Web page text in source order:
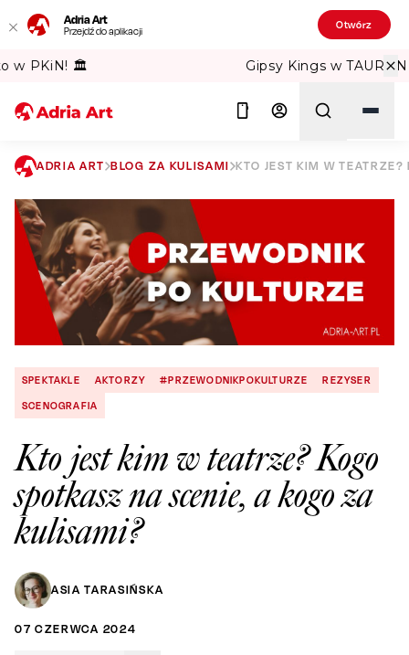
Adria Art
Przejdź do aplikacji Otwórz
Gipsy Kings w TAURON Arena Kraków!
Szukaj
ADRIA ART BLOG ZA KULISAMI KTO JEST KIM W
SPEKTAKLE AKTORZY #PRZEWODNIKPOKULTURZE
REZYSER
SCENOGRAFIA
Kto jest kim w teatrze? Kogo
spotkasz na scenie, a kogo za
kulisami?
ASIA TARASIŃSKA
07 CZERWCA 2024